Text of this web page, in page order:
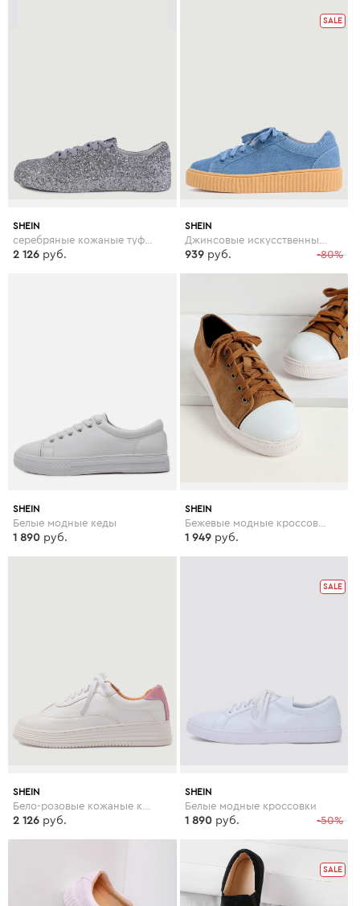
SHEIN
2 126 руб.
SALE
SHEIN
-80%
939 руб.
SHEIN
Белые модные кеды
1 890 руб.
SHEIN
Бежевые модные кроссовки со шнуровкой
1 949 руб.
SHEIN
2 126 руб.
SALE
SHEIN
Белые модные кроссовки
-50%
1 890 руб.
SALE